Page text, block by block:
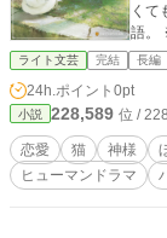
くて
ライト文芸 完結 長編
24h.ポイント 0pt
小説 228,589 位 /
恋愛 猫 神様
ヒューマンドラマ